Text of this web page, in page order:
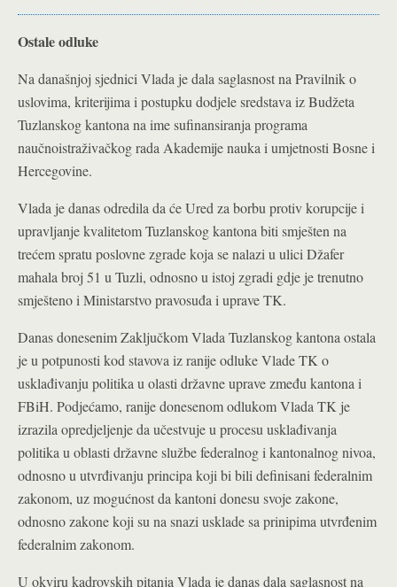
Ostale odluke
Na današnjoj sjednici Vlada je dala saglasnost na Pravilnik o
uslovima, kriterijima i postupku dodjele sredstava iz Budžeta
Tuzlanskog kantona na ime sufinansiranja programa
naučnoistraživačkog rada Akademije nauka i umjetnosti Bosne i
Hercegovine.
Vlada je danas odredila da će Ured za borbu protiv korupcije i
upravljanje kvalitetom Tuzlanskog kantona biti smješten na
trećem spratu poslovne zgrade koja se nalazi u ulici Džafer
mahala broj 51 u Tuzli, odnosno u istoj zgradi gdje je trenutno
smješteno i Ministarstvo pravosuđa i uprave TK.
Danas donesenim Zaključkom Vlada Tuzlanskog kantona ostala
je u potpunosti kod stavova iz ranije odluke Vlade TK o
usklađivanju politika u olasti državne uprave zmeđu kantona i
FBiH. Podjećamo, ranije donesenom odlukom Vlada TK je
izrazila opredjeljenje da učestvuje u procesu usklađivanja
politika u oblasti državne službe federalnog i kantonalnog nivoa,
odnosno u utvrđivanju principa koji bi bili definisani federalnim
zakonom, uz mogućnost da kantoni donesu svoje zakone,
odnosno zakone koji su na snazi usklade sa prinipima utvrđenim
federalnim zakonom.
U okviru kadrovskih pitanja Vlada je danas dala saglasnost na